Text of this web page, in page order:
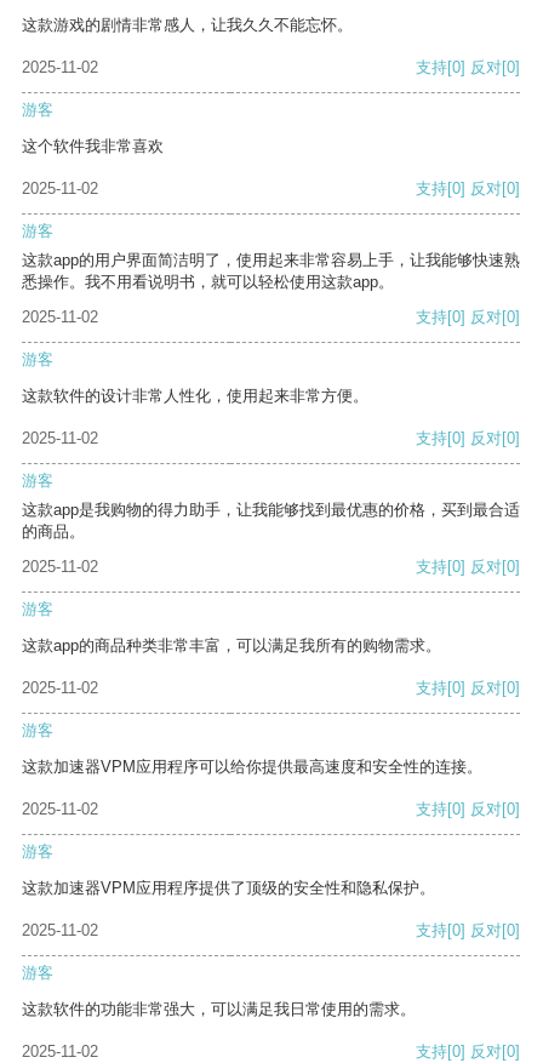
这款游戏的剧情非常感人，让我久久不能忘怀。
2025-11-02 支持[0] 反对[0]
游客
这个软件我非常喜欢
2025-11-02 支持[0] 反对[0]
游客
这款app的用户界面简洁明了，使用起来非常容易上手，让我能够快速熟
悉操作。我不用看说明书，就可以轻松使用这款app。
2025-11-02
支持[0] 反对[0]
游客
这款软件的设计非常人性化，使用起来非常方便。
2025-11-02 支持[0] 反对[0]
游客
这款app是我购物的得力助手，让我能够找到最优惠的价格，买到最合适
的商品。
2025-11-02
支持[0] 反对[0]
游客
这款app的商品种类非常丰富，可以满足我所有的购物需求。
2025-11-02 支持[0] 反对[0]
游客
这款加速器VPM应用程序可以给你提供最高速度和安全性的连接。
2025-11-02 支持[0] 反对[0]
游客
这款加速器VPM应用程序提供了顶级的安全性和隐私保护。
2025-11-02 支持[0] 反对[0]
游客
这款软件的功能非常强大，可以满足我日常使用的需求。
2025-11-02 支持[0] 反对[0]